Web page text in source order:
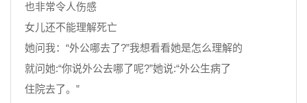
也非常令人伤感
女儿还不能理解死亡
她问我：“外公哪去了?”我想看看她是怎么理解的
就问她:“你说外公去哪了呢?”她说:“外公生病了
住院去了。”